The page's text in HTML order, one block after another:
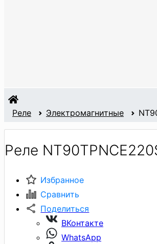
Реле Электромагнитные
Реле
Избранное
Сравнить
Поделиться
ВКонтакте
WhatsApp